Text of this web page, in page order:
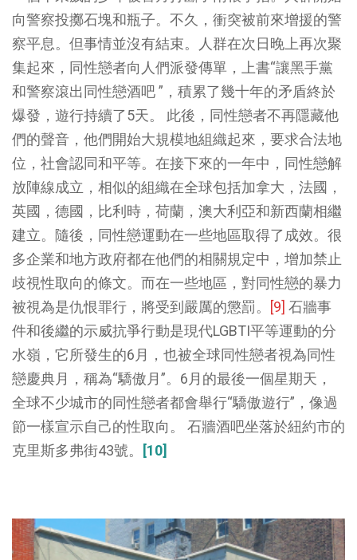
向警察投擲石塊和瓶子。不久，衝突被前來增援的警
察平息。但事情並沒有結束。人群在次日晚上再次聚
集起來，同性戀者向人們派發傳單，上書“讓黑手黨
和警察滾出同性戀酒吧 ”，積累了幾十年的矛盾終於
爆發，遊行持續了5天。 此後，同性戀者不再隱藏他
們的聲音，他們開始大規模地組織起來，要求合法地
位，社會認同和平等。在接下來的一年中，同性戀解
放陣線成立，相似的組織在全球包括加拿大，法國，
英國，德國，比利時，荷蘭，澳大利亞和新西蘭相繼
建立。隨後，同性戀運動在一些地區取得了成效。很
多企業和地方政府都在他們的相關規定中，增加禁止
歧視性取向的條文。而在一些地區，對同性戀的暴力
被視為是仇恨罪行，將受到嚴厲的懲罰。
[9] 石牆事
件和後繼的示威抗爭行動是現代LGBTI平等運動的分
水嶺，它所發生的6月，也被全球同性戀者視為同性
戀慶典月，稱為“驕傲月”。6月的最後一個星期天，
全球不少城市的同性戀者都會舉行“驕傲遊行”，像過
節一樣宣示自己的性取向。 石牆酒吧坐落於紐約市的
克里斯多弗街43號。
[10]